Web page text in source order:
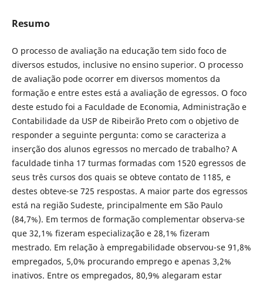
Resumo
O processo de avaliação na educação tem sido foco de
diversos estudos, inclusive no ensino superior. O processo
de avaliação pode ocorrer em diversos momentos da
formação e entre estes está a avaliação de egressos. O foco
deste estudo foi a Faculdade de Economia, Administração e
Contabilidade da USP de Ribeirão Preto com o objetivo de
responder a seguinte pergunta: como se caracteriza a
inserção dos alunos egressos no mercado de trabalho? A
faculdade tinha 17 turmas formadas com 1520 egressos de
seus três cursos dos quais se obteve contato de 1185, e
destes obteve-se 725 respostas. A maior parte dos egressos
está na região Sudeste, principalmente em São Paulo
(84,7%). Em termos de formação complementar observa-se
que 32,1% fizeram especialização e 28,1% fizeram
mestrado. Em relação à empregabilidade observou-se 91,8%
empregados, 5,0% procurando emprego e apenas 3,2%
inativos. Entre os empregados, 80,9% alegaram estar